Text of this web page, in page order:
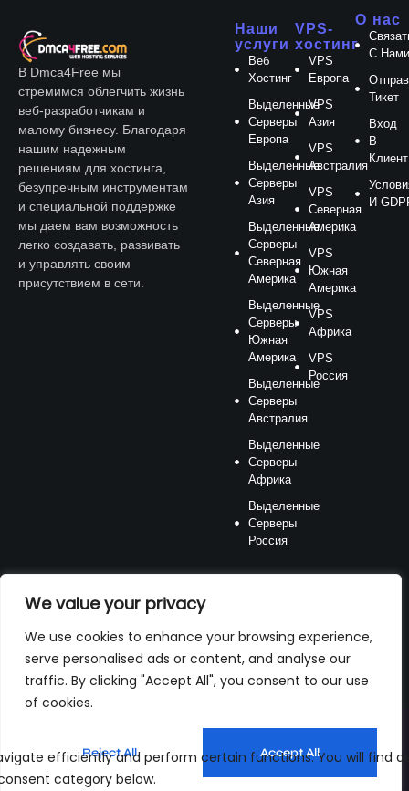
We value your privacy
We use cookies to enhance your browsing experience,
serve personalised ads or content, and analyse our
traffic. By clicking "Accept All", you consent to our use
of cookies.
Reject All Accept All
В Dmca4Free мы
стремимся облегчить жизнь
веб-разработчикам и
малому бизнесу. Благодаря
нашим надежным
решениям для хостинга,
безупречным инструментам
и специальной поддержке
мы даем вам возможность
легко создавать, развивать
и управлять своим
присутствием в сети.
Наши
услуги
Веб
Хостинг
Выделенные
Серверы
Европа
Выделенные
Серверы
Азия
Выделенные
Серверы
Северная
Америка
Выделенные
Серверы
Южная
Америка
Выделенные
Серверы
Австралия
Выделенные
Серверы
Африка
Выделенные
Серверы
Россия
VPS-
хостинг
VPS
Европа
VPS
Азия
VPS
Австралия
VPS
Северная
Америка
VPS
Южная
Америка
VPS
Африка
VPS
Россия
О нас
С
Тикет
Вход
В
Клиент
И
Способ
оплаты